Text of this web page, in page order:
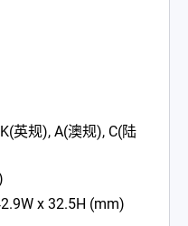
英规), A(澳规), C(陆
x 32.5H (mm)